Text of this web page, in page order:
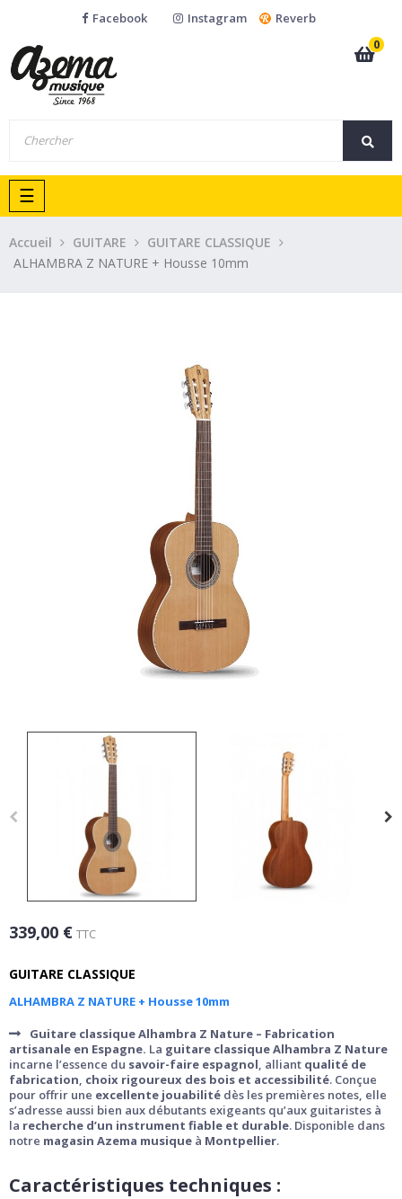
Facebook Instagram
Reverb
0
Basculer
la
navigation
☰
Accueil GUITARE
GUITARE CLASSIQUE
ALHAMBRA Z NATURE + Housse 10mm
339,00 € TTC
GUITARE CLASSIQUE
ALHAMBRA Z NATURE + Housse 10mm
Guitare classique Alhambra Z Nature – Fabrication
artisanale en Espagne. La guitare classique Alhambra Z Nature
incarne l’essence du savoir-faire espagnol, alliant qualité de
fabrication, choix rigoureux des bois et accessibilité. Conçue
pour offrir une excellente jouabilité dès les premières notes, elle
s’adresse aussi bien aux débutants exigeants qu’aux guitaristes à
la recherche d’un instrument fiable et durable. Disponible dans
notre magasin Azema musique à Montpellier.
Caractéristiques techniques :